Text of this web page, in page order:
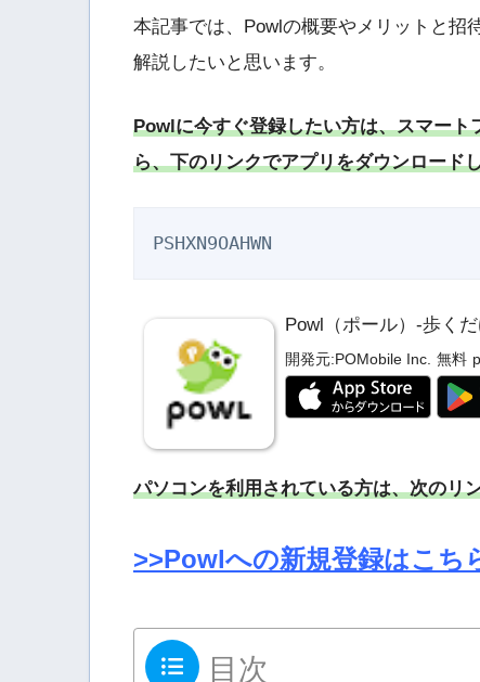
本記事では、Powlの概要やメリットと招
解説したいと思います。
Powlに今すぐ登録したい方は、スマー
ら、下のリンクでアプリをダウンロード
PSHXN9OAHWN
Powl（ポール）-歩く
開発元: POMobile Inc. 無料
パソコンを利用されている方は、次のリ
>>Powlへの新規登録はこち
目次